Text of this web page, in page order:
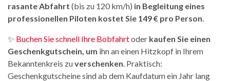
rasante Abfahrt (bis zu 120 km/h) in Begleitung eines
professionellen Piloten kostet Sie 149 € pro Person
✨ Buchen Sie schnell Ihre Bobfahrtoder kaufen Sie einen
Geschenkgutschein, um ihn an einen Hitzkopf in Ihrem
Bekanntenkreis zuverschenken . Praktisch:
Geschenkgutscheine sind ab dem Kaufdatum ein Jahr lang